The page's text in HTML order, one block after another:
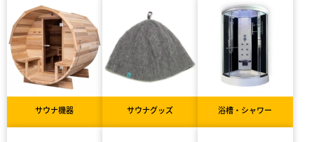
サウナ機器 サウナグッズ 浴槽・シャワー